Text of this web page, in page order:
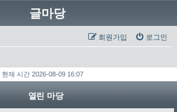
글마당
로그인
회원가입
현재 시간 2026-08-09 16:07
열린 마당